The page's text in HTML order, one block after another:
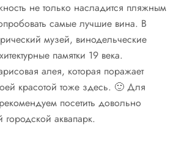
не только насладится пляжным
самые лучшие вина. В
музей, винодельческие
памятки 19 века.
алея, которая поражает
красотой тоже здесь. 🙂 Для
посетить довольно
городской аквапарк.